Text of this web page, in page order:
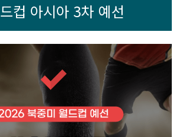
컵 아시아 3차 예선